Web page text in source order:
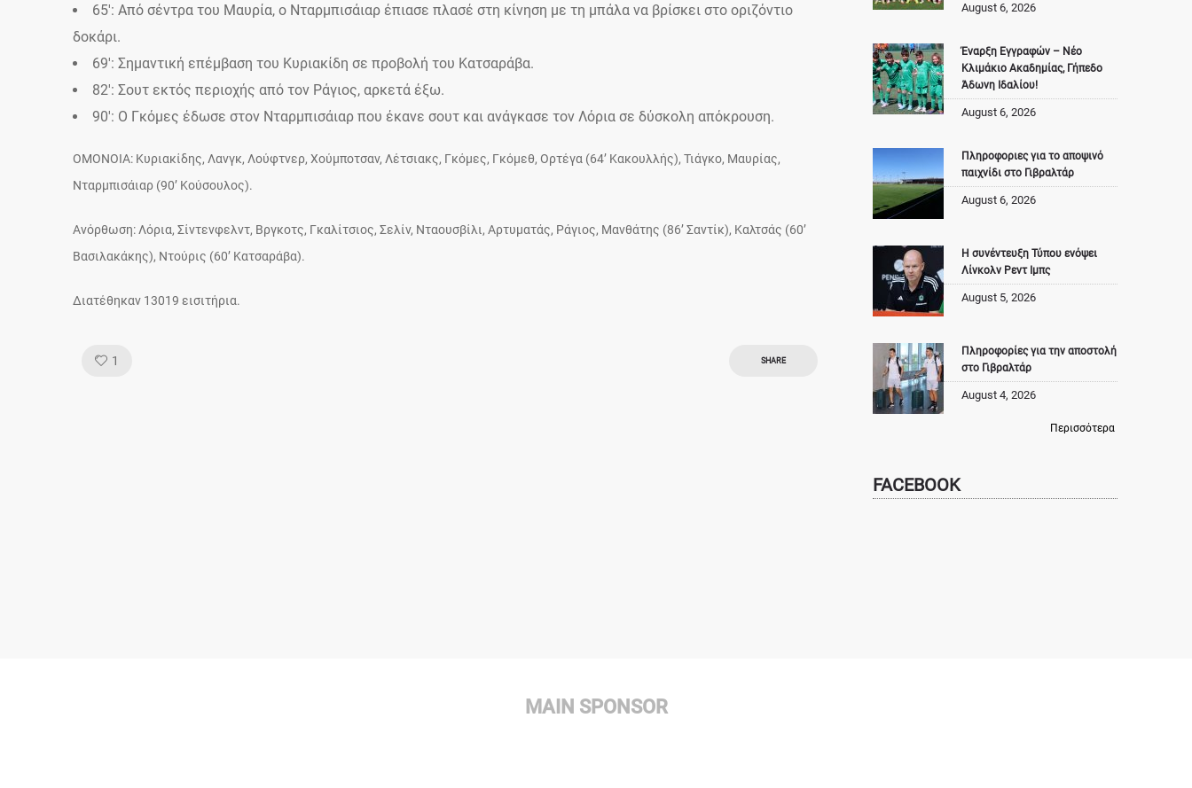
65′: Από σέντρα του Μαυρία, ο Νταρμπισάιαρ έπιασε πλασέ στη κίνηση με τη μπάλα να βρίσκει στο οριζόντιο
δοκάρι.
69′: Σημαντική επέμβαση του Κυριακίδη σε προβολή του Κατσαράβα.
82′: Σουτ εκτός περιοχής από τον Ράγιος, αρκετά έξω.
90′: Ο Γκόμες έδωσε στον Νταρμπισάιαρ που έκανε σουτ και ανάγκασε τον Λόρια σε δύσκολη απόκρουση.
OMONOIA: Κυριακίδης, Λανγκ, Λούφτνερ, Χούμποτσαν, Λέτσιακς, Γκόμες, Γκόμεθ, Ορτέγα (64’ Κακουλλής), Τιάγκο, Μαυρίας,
Νταρμπισάιαρ (90’ Κούσουλος).
Ανόρθωση: Λόρια, Σίντενφελντ, Βργκοτς, Γκαλίτσιος, Σελίν, Νταουσβίλι, Αρτυματάς, Ράγιος, Μανθάτης (86’ Σαντίκ), Καλτσάς (60’
Βασιλακάκης), Ντούρις (60’ Κατσαράβα).
Διατέθηκαν 13019 εισιτήρια.
1 SHARE
August 6, 2026
Έναρξη Εγγραφών – Νέο
Κλιμάκιο Ακαδημίας, Γήπεδο
Άδωνη Ιδαλίου!
August 6, 2026
Πληροφοριες για το αποψινό
παιχνίδι στο Γιβραλτάρ
August 6, 2026
Η συνέντευξη Τύπου ενόψει
Λίνκολν Ρεντ Ιμπς
August 5, 2026
Πληροφορίες για την αποστολή
στο Γιβραλτάρ
August 4, 2026
Περισσότερα
FACEBOOK
MAIN SPONSOR